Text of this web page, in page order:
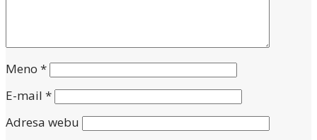
Meno *
E-mail *
Adresa webu